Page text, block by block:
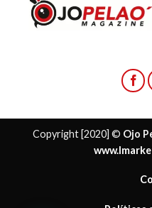
Copyright [2020] © Ojo